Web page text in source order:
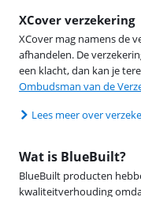
XCover verzekering
XCover mag namens de
afhandelen. De
een klacht, dan kan je
Ombudsman van de
Lees meer over
Wat is BlueBuilt?
BlueBuilt producten
kwaliteitverhouding